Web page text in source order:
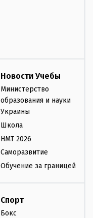
Новости Учебы
Министерство
образования и науки
Украины
Школа
НМТ 2026
Саморазвитие
Обучение за границей
Спорт
Бокс